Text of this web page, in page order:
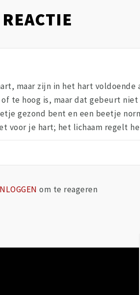
REACTIE
maar zijn in het hart voldoende
te hoog is, maar dat gebeurt
gezond bent en een beetje
voor je hart; het lichaam regelt
om te reageren